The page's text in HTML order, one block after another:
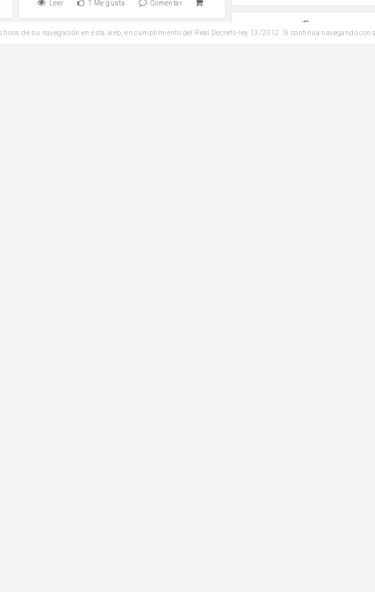
Leer 1 Me gusta Comentar
Reposteria
de su navegación en esta web, en cumplimiento del Real Decreto-ley 13/2012. Si continúa navegando